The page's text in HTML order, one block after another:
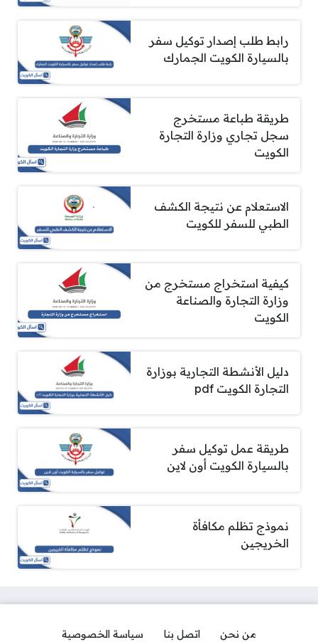
رابط طلب إصدار توكيل سفر
بالسيارة الكويت الجمارك
طريقة طباعة مستخرج
سجل تجاري وزارة التجارة
الكويت
الاستعلام عن نتيجة الكشف
الطبي للسفر للكويت
كيفية استخراج مستخرج من
وزارة التجارة والصناعة
الكويت
دليل الأنشطة التجارية بوزارة
التجارة الكويت pdf
طريقة عمل توكيل سفر
بالسيارة الكويت أون لاين
نموذج تظلم مكافأة
الخريجين
من نحن اتصل بنا سياسة الخصوصية